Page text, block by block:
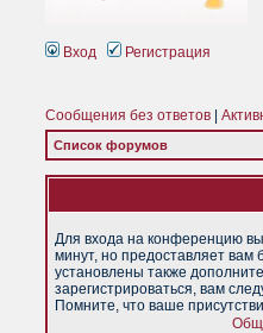
Вход Регистрация
Сообщения без ответов
Список форумов
Для входа на конференцию вы
минут, но предоставляет
установлены также
зарегистрироваться, вам
Помните, что ваше